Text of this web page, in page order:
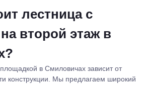
лестница с
второй этаж в
в Смиловичах зависит от
конструкции. Мы предлагаем широкий